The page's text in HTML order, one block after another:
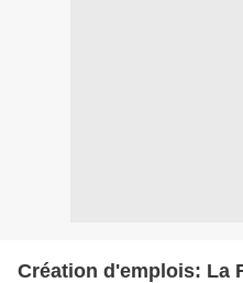
Création d'emplois: La